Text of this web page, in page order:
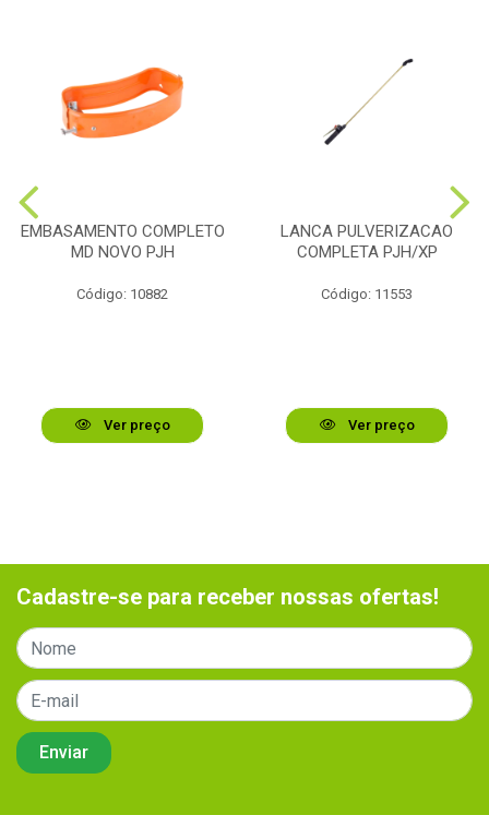
EMBASAMENTO COMPLETO
MD NOVO PJH
Código: 10882
Ver preço
LANCA PULVERIZACAO
COMPLETA PJH/XP
Código: 11553
Ver preço
Cadastre-se para receber nossas ofertas!